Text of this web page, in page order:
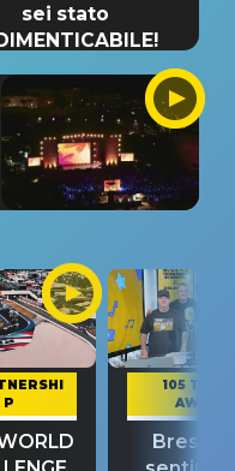
sei stato
P
105 TAKE
AWAY
Bresh: